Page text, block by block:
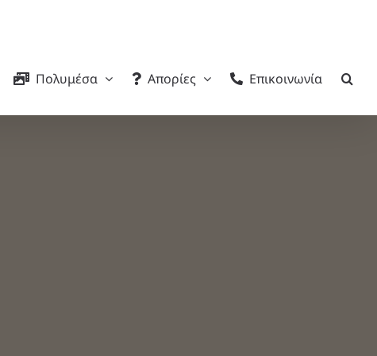
Πολυμέσα Απορίες Επικοινωνία